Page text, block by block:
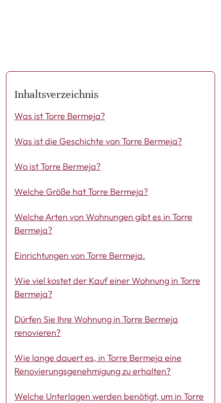
Inhaltsverzeichnis
Was ist Torre Bermeja?
Was ist die Geschichte von Torre Bermeja?
Wo ist Torre Bermeja?
Welche Größe hat Torre Bermeja?
Welche Arten von Wohnungen gibt es in Torre
Bermeja?
Einrichtungen von Torre Bermeja.
Wie viel kostet der Kauf einer Wohnung in Torre
Bermeja?
Dürfen Sie Ihre Wohnung in Torre Bermeja
renovieren?
Wie lange dauert es, in Torre Bermeja eine
Renovierungsgenehmigung zu erhalten?
Welche Unterlagen werden benötigt, um in Torre